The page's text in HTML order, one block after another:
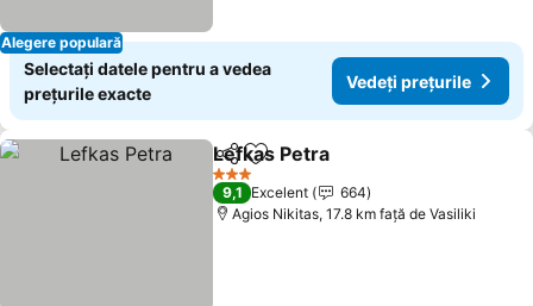
Alegere populară
Selectați datele pentru a vedea
prețurile exacte
Vedeți prețurile
DistribuițiAdăugaţi la favorite
Lefkas Petra
3 Stele
9,1 Excelent
664
Agios Nikitas, 17.8 km faţă de Vasiliki